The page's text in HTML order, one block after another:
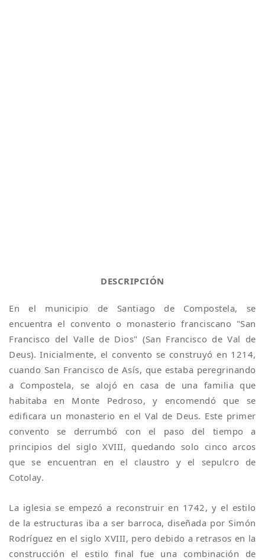
DESCRIPCIÓN
En el municipio de Santiago de Compostela, se
encuentra el convento o monasterio franciscano "San
Francisco del Valle de Dios" (San Francisco de Val de
Deus). Inicialmente, el convento se construyó en 1214,
cuando San Francisco de Asís, que estaba peregrinando
a Compostela, se alojó en casa de una familia que
habitaba en Monte Pedroso, y encomendó que se
edificara un monasterio en el Val de Deus. Este primer
convento se derrumbó con el paso del tiempo a
principios del siglo XVIII, quedando solo cinco arcos
que se encuentran en el claustro y el sepulcro de
Cotolay.
La iglesia se empezó a reconstruir en 1742, y el estilo
de la estructuras iba a ser barroca, diseñada por Simón
Rodríguez en el siglo XVIII, pero debido a retrasos en la
construcción el estilo final fue una combinación de